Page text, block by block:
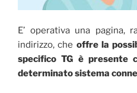
E’ operativa una pagina,
indirizzo, che offre la
specifico TG è presente
determinato sistema